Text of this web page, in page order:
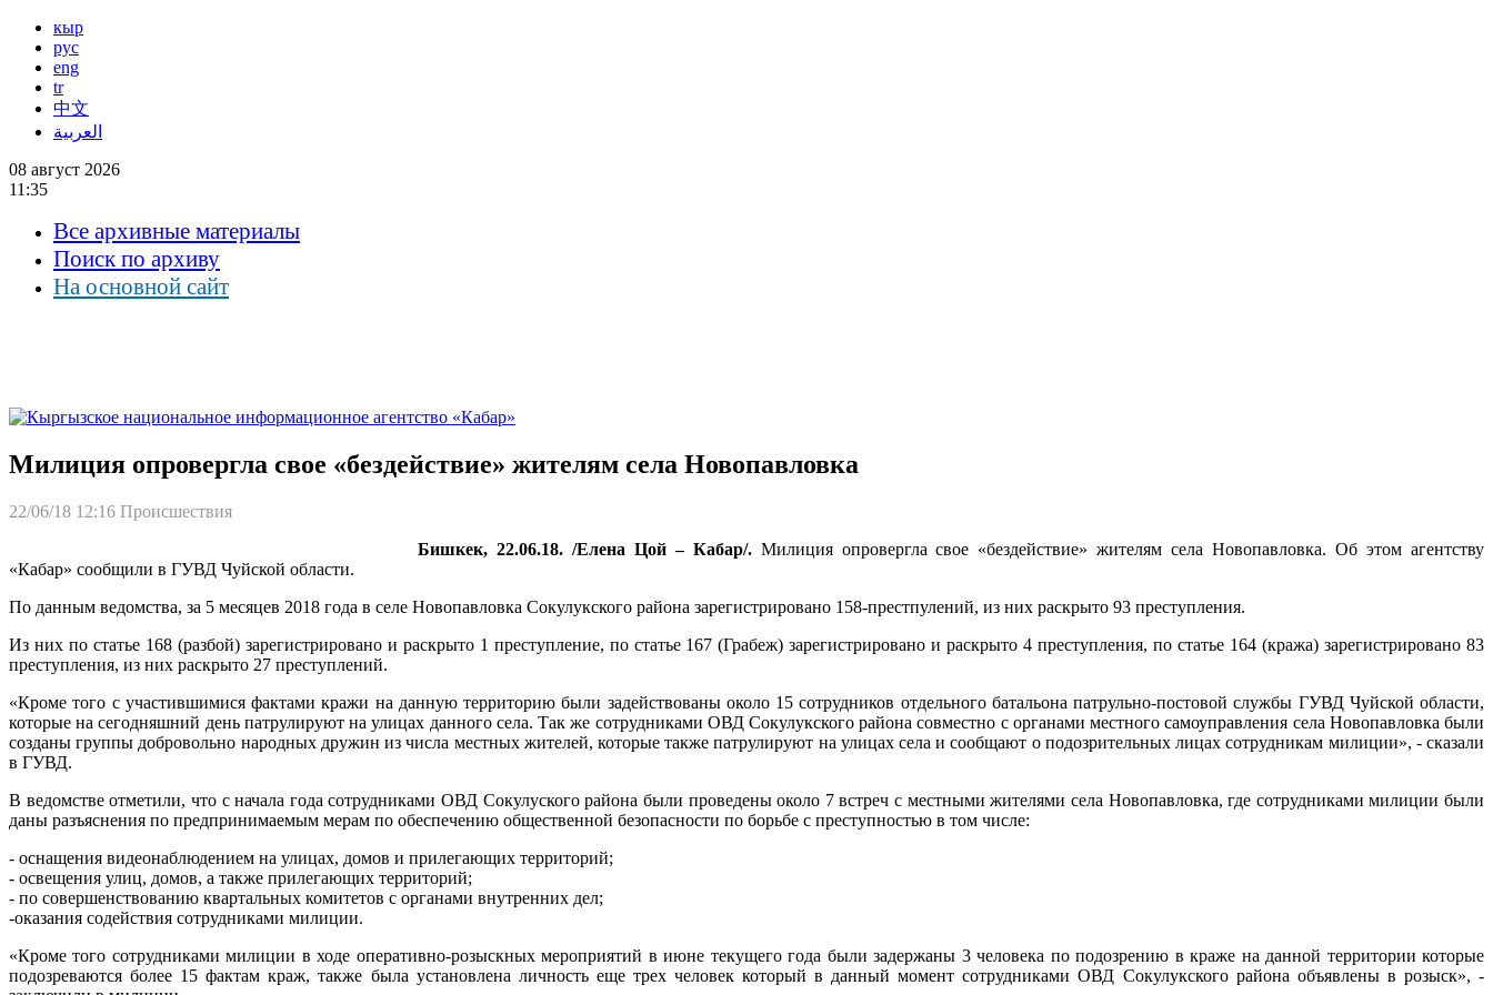
кыр
рус
eng
tr
中文
العربية
08 август 2026
11:35
Все архивные материалы
Поиск по архиву
На основной сайт
Милиция опровергла свое «бездействие» жителям села Новопавловка
22/06/18 12:16 Происшествия
Бишкек, 22.06.18. /Елена Цой – Кабар/.Милиция опровергла свое «бездействие» жителям села Новопавловка. Об этом агентству
«Кабар» сообщили в ГУВД Чуйской области.
По данным ведомства, за 5 месяцев 2018 года в селе Новопавловка Сокулукского района зарегистрировано 158-престпулений, из них раскрыто 93 преступления.
Из них по статье 168 (разбой) зарегистрировано и раскрыто 1 преступление, по статье 167 (Грабеж) зарегистрировано и раскрыто 4 преступления, по статье 164 (кража) зарегистрировано 83
преступления, из них раскрыто 27 преступлений.
«Кроме того с участившимися фактами кражи на данную территорию были задействованы около 15 сотрудников отдельного батальона патрульно-постовой службы ГУВД Чуйской области,
которые на сегодняшний день патрулируют на улицах данного села. Так же сотрудниками ОВД Сокулукского района совместно с органами местного самоуправления села Новопавловка были
созданы группы добровольно народных дружин из числа местных жителей, которые также патрулируют на улицах села и сообщают о подозрительных лицах сотрудникам милиции», - сказали
в ГУВД.
В ведомстве отметили, что с начала года сотрудниками ОВД Сокулуского района были проведены около 7 встреч с местными жителями села Новопавловка, где сотрудниками милиции были
даны разъяснения по предпринимаемым мерам по обеспечению общественной безопасности по борьбе с преступностью в том числе:
- оснащения видеонаблюдением на улицах, домов и прилегающих территорий;
- освещения улиц, домов, а также прилегающих территорий;
- по совершенствованию квартальных комитетов с органами внутренних дел;
-оказания содействия сотрудниками милиции.
«Кроме того сотрудниками милиции в ходе оперативно-розыскных мероприятий в июне текущего года были задержаны 3 человека по подозрению в краже на данной территории которые
подозреваются более 15 фактам краж, также была установлена личность еще трех человек который в данный момент сотрудниками ОВД Сокулукского района объявлены в розыск», -